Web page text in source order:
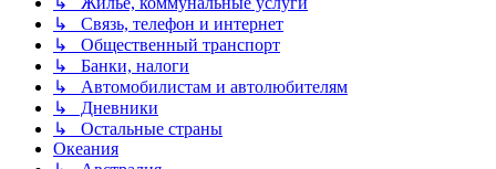
↳ Связь, телефон и интернет
↳ Общественный транспорт
↳ Банки, налоги
↳ Автомобилистам и автолюбителям
↳ Дневники
↳ Остальные страны
Океания